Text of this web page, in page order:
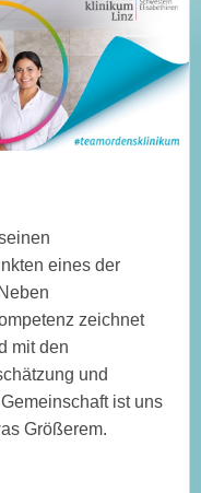
eines der
zeichnet
mit den
und
ist uns
Größerem.